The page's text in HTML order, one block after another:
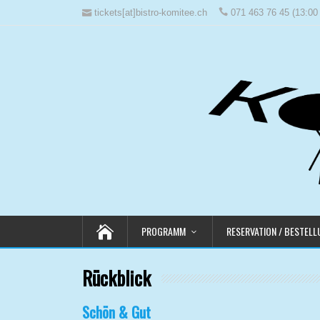
tickets[at]bistro-komitee.ch 071 463 76 45
PROGRAMM RESERVATION /
Rückblick
Schön & Gut